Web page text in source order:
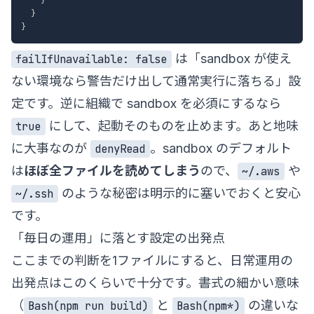
}
}
failIfUnavailable: false
は「sandbox が使え
ない環境なら警告だけ出して通常実行に落ちる」設
定です。逆に組織で sandbox を必須にするなら
true
にして、起動そのものを止めます。あと地味
に大事なのが denyRead 。sandbox のデフォルト
はほぼ全ファイルを読めてしまうので、 ~/.aws
や
~/.ssh
のような秘密は明示的に塞いでおくと安心
です。
「毎日の運用」に落とす設定の出発点
ここまでの判断を1ファイルにすると、日常運用の
出発点はこのくらいで十分です。書式の細かい意味
（ Bash(npm run build) と Bash(npm*) の違いな